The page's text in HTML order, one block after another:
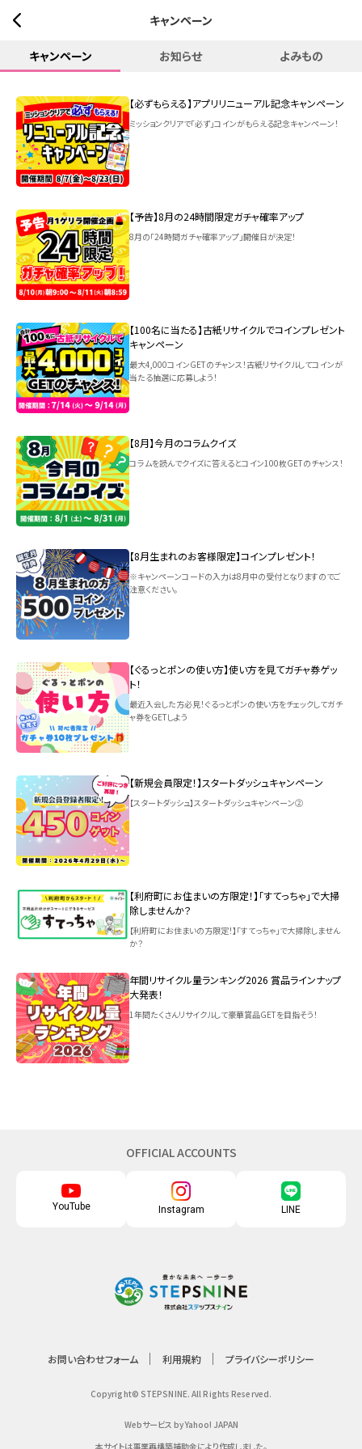
キャンペーン
キャンペーン お知らせ よみもの
【必ずもらえる】アプリリニューアル記念キャンペーン
ミッションクリアで「必ず」コインがもらえる記念キャンペーン！
【予告】8月の24時間限定ガチャ確率アップ
8月の「24時間ガチャ確率アップ」開催日が決定！
【100名に当たる】古紙リサイクルでコインプレゼント
キャンペーン
最大4,000コインGETのチャンス！古紙リサイクルしてコインが
当たる抽選に応募しよう！
【8月】今月のコラムクイズ
コラムを読んでクイズに答えるとコイン100枚GETのチャンス！
【8月生まれのお客様限定】コインプレゼント！
※キャンペーンコードの入力は8月中の受付となりますのでご
注意ください。
【ぐるっとポンの使い方】使い方を見てガチャ券ゲッ
ト！
最近入会した方必見！ぐるっとポンの使い方をチェックしてガチ
ャ券をGETしよう
【新規会員限定！】スタートダッシュキャンペーン
【スタートダッシュ】スタートダッシュキャンペーン②
【利府町にお住まいの方限定！】「すてっちゃ」で大掃
除しませんか？
【利府町にお住まいの方限定！】「すてっちゃ」で大掃除しません
か？
年間リサイクル量ランキング2026 賞品ラインナップ
大発表！
1年間たくさんリサイクルして豪華賞品GETを目指そう！
OFFICIAL ACCOUNTS
YouTube Instagram LINE
お問い合わせフォーム 利用規約 プライバシーポリシー
Copyright© STEPSNINE. All Rights Reserved.
Webサービス by Yahoo! JAPAN
本サイトは事業再構築補助金により作成しました。